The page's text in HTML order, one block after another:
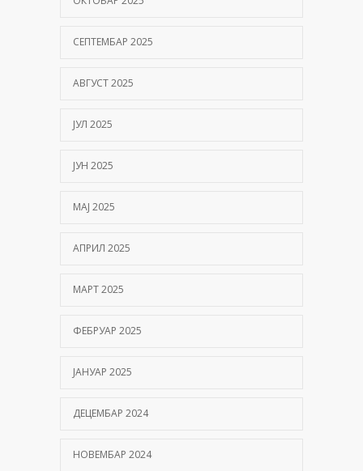
СЕПТЕМБАР 2025
АВГУСТ 2025
ЈУЛ 2025
ЈУН 2025
МАЈ 2025
АПРИЛ 2025
МАРТ 2025
ФЕБРУАР 2025
ЈАНУАР 2025
ДЕЦЕМБАР 2024
НОВЕМБАР 2024